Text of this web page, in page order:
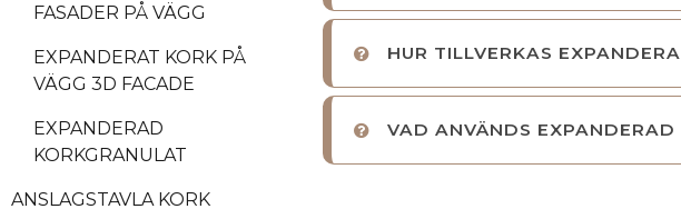
FASADER PÅ VÄGG
EXPANDERAT KORK PÅ
VÄGG 3D FACADE
EXPANDERAD
KORKGRANULAT
ANSLAGSTAVLA KORK
HUR TILLVERKAS
VAD ANVÄNDS EXPANDERAD